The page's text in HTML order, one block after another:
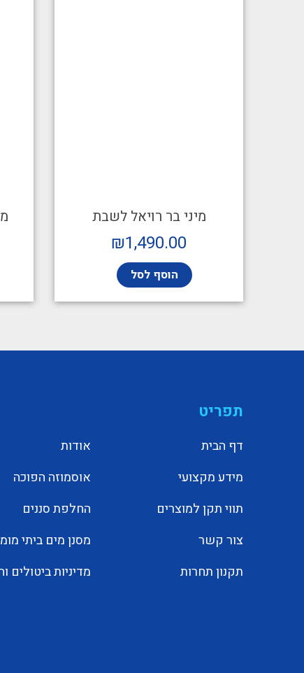
מיני בר רויאל לשבת
₪1,490.00
הוסף לסל
תפריט
דף הבית
אודות
מידע מקצועי
אוסמוזה הפוכה
תווי תקן למוצרים
החלפת סננים
צור קשר
מסנן מים ביתי
תקנון תחרות
מדיניות ביטולים